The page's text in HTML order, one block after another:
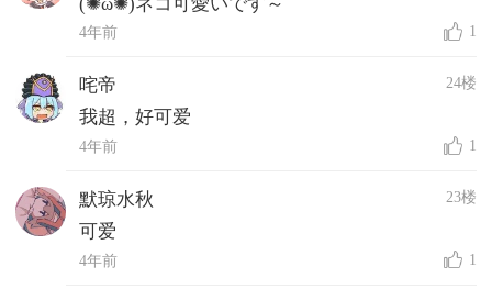
4年前 1
咤帝 24楼
我超，好可爱
4年前 1
默琼水秋 23楼
可爱
4年前 1